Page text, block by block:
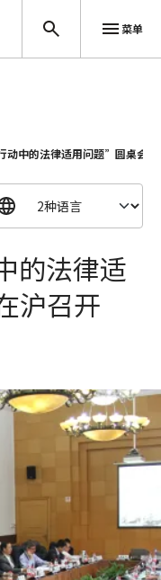
菜单
动中的法律适用问题”圆桌会议
的法律适
沪召开